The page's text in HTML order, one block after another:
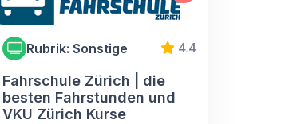
Rubrik: Sonstige 4.4
Fahrschule Zürich | die
besten Fahrstunden und
VKU Zürich Kurse